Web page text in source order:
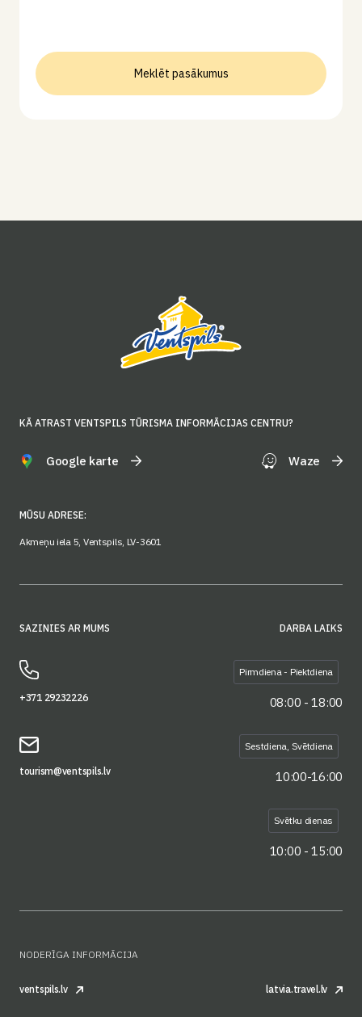
Meklēt pasākumus
KĀ ATRAST VENTSPILS TŪRISMA INFORMĀCIJAS CENTRU?
Google karte Waze
MŪSU ADRESE:
Akmeņu iela 5, Ventspils, LV-3601
SAZINIES AR MUMS
+371 29232226
tourism@ventspils.lv
DARBA LAIKS
Pirmdiena - Piektdiena
08:00 - 18:00
Sestdiena, Svētdiena
10:00-16:00
Svētku dienas
10:00 - 15:00
NODERĪGA INFORMĀCIJA
ventspils.lv latvia.travel.lv